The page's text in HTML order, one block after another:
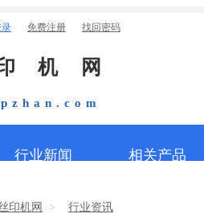
机网
行业新闻 相关产品
印机网 > 行业资讯